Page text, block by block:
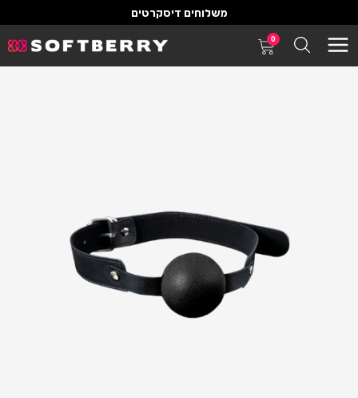
משלוחים דיסקרטים
0